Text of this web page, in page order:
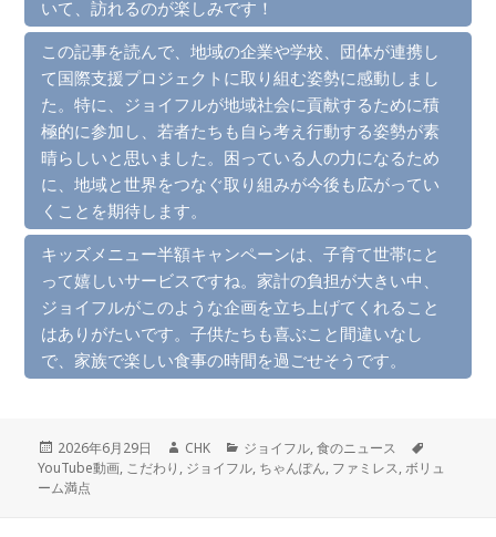
いて、訪れるのが楽しみです！
この記事を読んで、地域の企業や学校、団体が連携し
て国際支援プロジェクトに取り組む姿勢に感動しまし
た。特に、ジョイフルが地域社会に貢献するために積
極的に参加し、若者たちも自ら考え行動する姿勢が素
晴らしいと思いました。困っている人の力になるため
に、地域と世界をつなぐ取り組みが今後も広がってい
くことを期待します。
キッズメニュー半額キャンペーンは、子育て世帯にと
って嬉しいサービスですね。家計の負担が大きい中、
ジョイフルがこのような企画を立ち上げてくれること
はありがたいです。子供たちも喜ぶこと間違いなし
で、家族で楽しい食事の時間を過ごせそうです。
投
稿
日:
2026年6月29日
作
成
CHK
カ
テ
ジョイフル,食のニュース
グ
YouTube動画, こだわり , ジョイフル, ちゃんぽん, ファミレス,ボリュ
ーム満点